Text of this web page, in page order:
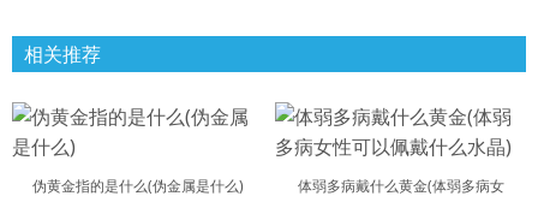
相关推荐
伪黄金指的是什么(伪金属是什么) 体弱多病戴什么黄金(体弱多病女